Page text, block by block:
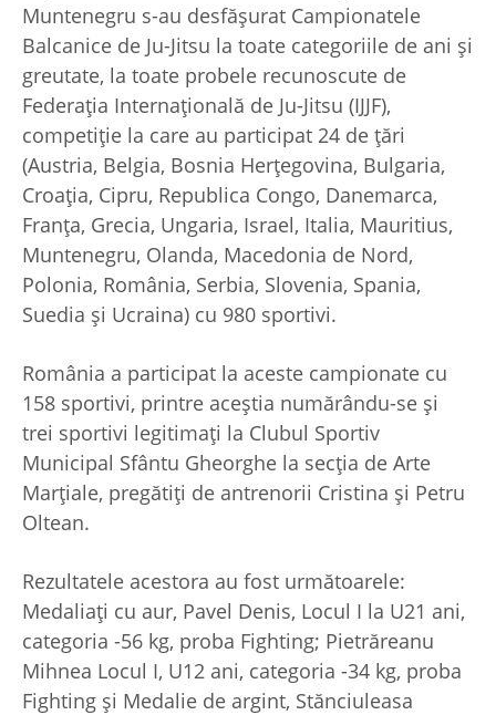
Muntenegru s-au desfășurat Campionatele
Balcanice de Ju-Jitsu la toate categoriile de ani și
greutate, la toate probele recunoscute de
Federația Internațională de Ju-Jitsu (IJJF),
competiție la care au participat 24 de țări
(Austria, Belgia, Bosnia Herțegovina, Bulgaria,
Croația, Cipru, Republica Congo, Danemarca,
Franța, Grecia, Ungaria, Israel, Italia, Mauritius,
Muntenegru, Olanda, Macedonia de Nord,
Polonia, România, Serbia, Slovenia, Spania,
Suedia și Ucraina) cu 980 sportivi.
România a participat la aceste campionate cu
158 sportivi, printre aceștia numărându-se și
trei sportivi legitimați la Clubul Sportiv
Municipal Sfântu Gheorghe la secția de Arte
Marțiale, pregătiți de antrenorii Cristina și Petru
Oltean.
Rezultatele acestora au fost următoarele:
Medaliați cu aur, Pavel Denis, Locul I la U21 ani,
categoria -56 kg, proba Fighting; Pietrăreanu
Mihnea Locul I, U12 ani, categoria -34 kg, proba
Fighting și Medalie de argint, Stănciuleasa